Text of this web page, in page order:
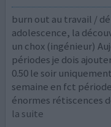
burn out au travail /
adolescence, la
un chox (ingénieur)
périodes je dois
0.50 le soir
semaine en fct
énormes rétiscences
la suite